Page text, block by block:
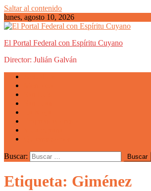
Saltar al contenido
lunes, agosto 10, 2026
El Portal Federal con Espíritu Cuyano
Director: Julián Galván
Buscar:
Etiqueta: Giménez